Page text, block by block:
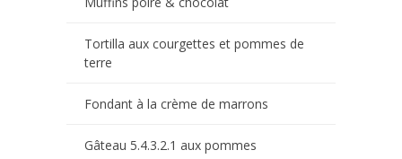
Tortilla aux courgettes et pommes de
terre
Fondant à la crème de marrons
Gâteau 5.4.3.2.1 aux pommes